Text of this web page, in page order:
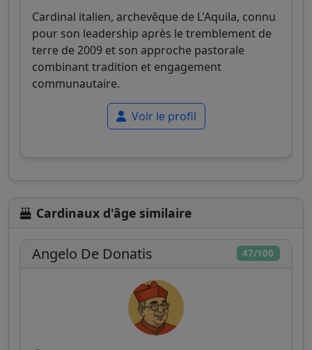
Cardinal italien, archevêque de L'Aquila, connu
pour son leadership après le tremblement de
terre de 2009 et son approche pastorale
combinant tradition et engagement
communautaire.
Voir le profil
Cardinaux d'âge similaire
47/100
Angelo De Donatis